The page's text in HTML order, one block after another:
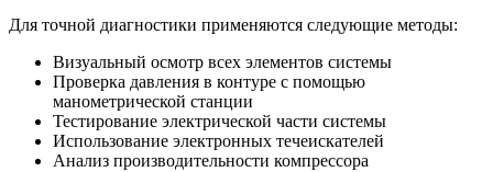
Для точной диагностики применяются следующие методы:
Визуальный осмотр всех элементов системы
Проверка давления в контуре с помощью
манометрической станции
Тестирование электрической части системы
Использование электронных течеискателей
Анализ производительности компрессора